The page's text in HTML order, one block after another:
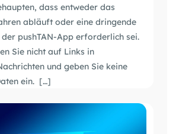
dass entweder das
abläuft oder eine dringende
pushTAN-App erforderlich sei.
Sie nicht auf Links in
und geben Sie keine
ein. […]